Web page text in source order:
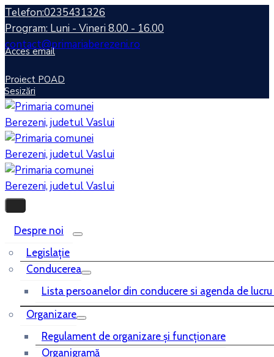
Telefon:0235431326
Program: Luni - Vineri 8.00 - 16.00
contact@primariaberezeni.ro
Acces email
Proiect POAD
Sesizări
Despre noi
Legislaţie
Conducerea
Lista persoanelor din conducere si agenda de
Organizare
Regulament de organizare și funcționare
Organigramă